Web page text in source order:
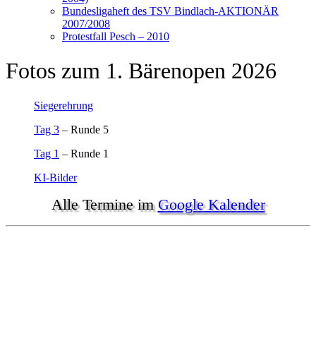
Bundesligaheft des TSV Bindlach-AKTIONÄR
2007/2008
Protestfall Pesch – 2010
Fotos zum 1. Bärenopen 2026
Siegerehrung
Tag 3 – Runde 5
Tag 1 – Runde 1
KI-Bilder
Alle Termine im Google Kalender